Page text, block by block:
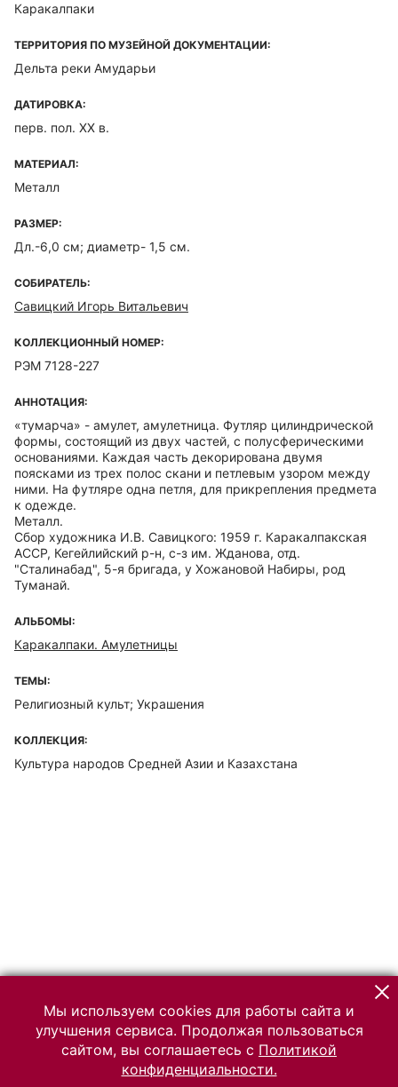
Каракалпаки
ТЕРРИТОРИЯ ПО МУЗЕЙНОЙ ДОКУМЕНТАЦИИ:
Дельта реки Амударьи
ДАТИРОВКА:
перв. пол. XX в.
МАТЕРИАЛ:
Металл
РАЗМЕР:
Дл.-6,0 см; диаметр- 1,5 см.
СОБИРАТЕЛЬ:
Савицкий Игорь Витальевич
КОЛЛЕКЦИОННЫЙ НОМЕР:
РЭМ 7128-227
АННОТАЦИЯ:
«тумарча» - амулет, амулетница. Футляр цилиндрической
формы, состоящий из двух частей, с полусферическими
основаниями. Каждая часть декорирована двумя
поясками из трех полос скани и петлевым узором между
ними. На футляре одна петля, для прикрепления предмета
к одежде.
Металл.
Сбор художника И.В. Савицкого: 1959 г. Каракалпакская
АССР, Кегейлийский р-н, с-з им. Жданова, отд.
"Сталинабад", 5-я бригада, у Хожановой Набиры, род
Туманай.
АЛЬБОМЫ:
Каракалпаки. Амулетницы
ТЕМЫ:
Религиозный культ; Украшения
КОЛЛЕКЦИЯ:
Культура народов Средней Азии и Казахстана
Мы используем cookies для работы сайта и
улучшения сервиса. Продолжая пользоваться
сайтом, вы соглашаетесь с Политикой
конфиденциальности.